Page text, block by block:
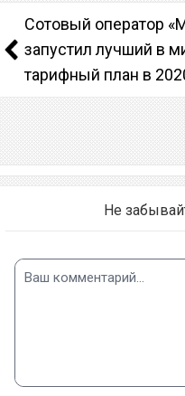
Сотовый оператор
запустил лучший в
тарифный план в
Не